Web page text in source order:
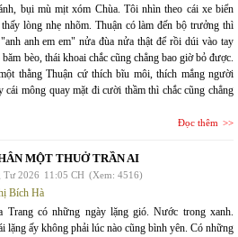
bụi mù mịt xóm Chùa. Tôi nhìn theo cái xe biển
lòng nhẹ nhõm. Thuận có làm đến bộ trưởng thì
anh em em" nửa đùa nửa thật để rồi dúi vào tay
bèo, thái khoai chắc cũng chẳng bao giờ bỏ được.
thằng Thuận cứ thích bĩu môi, thích mắng người
mông quay mặt đi cười thầm thì chắc cũng chẳng
Đọc thêm
MỘT THUỞ TRẦN AI
Tư 2026 11:05 CH (Xem: 4516)
Bích Hà
Trang có những ngày lặng gió. Nước trong xanh.
lặng ấy không phải lúc nào cũng bình yên. Có những